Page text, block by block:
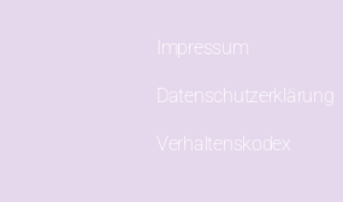
Impressum
Datenschutzerklärung
Verhaltenskodex